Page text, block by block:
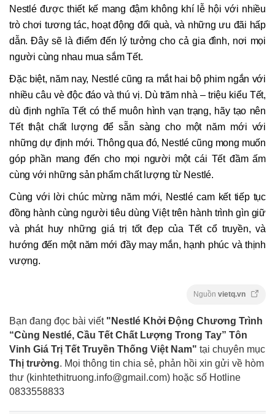
Nestlé được thiết kế mang đậm không khí lễ hội với nhiều
trò chơi tương tác, hoạt động đổi quà, và những ưu đãi hấp
dẫn. Đây sẽ là điểm đến lý tưởng cho cả gia đình, nơi mọi
người cùng nhau mua sắm Tết.
Đặc biệt, năm nay, Nestlé cũng ra mắt hai bộ phim ngắn với
nhiều câu vè độc đáo và thú vị. Dù trăm nhà – triệu kiểu Tết,
dù định nghĩa Tết có thể muôn hình vạn trạng, hãy tạo nên
Tết thật chất lượng để sẵn sàng cho một năm mới với
những dự định mới. Thông qua đó, Nestlé cũng mong muốn
góp phần mang đến cho mọi người một cái Tết đầm ấm
cùng với những sản phẩm chất lượng từ Nestlé.
Cùng với lời chúc mừng năm mới, Nestlé cam kết tiếp tục
đồng hành cùng người tiêu dùng Việt trên hành trình gìn giữ
và phát huy những giá trị tốt đẹp của Tết cổ truyền, và
hướng đến một năm mới đầy may mắn, hạnh phúc và thịnh
vượng.
Nguồn vietq.vn
Bạn đang đọc bài viết "Nestlé Khởi Động Chương Trình
“Cùng Nestlé, Cầu Tết Chất Lượng Trong Tay” Tôn
Vinh Giá Trị Tết Truyền Thống Việt Nam" tại chuyên mục
Thị trường. Mọi thông tin chia sẻ, phản hồi xin gửi về hòm
thư (kinhtethitruong.info@gmail.com) hoặc số Hotline
0833558833